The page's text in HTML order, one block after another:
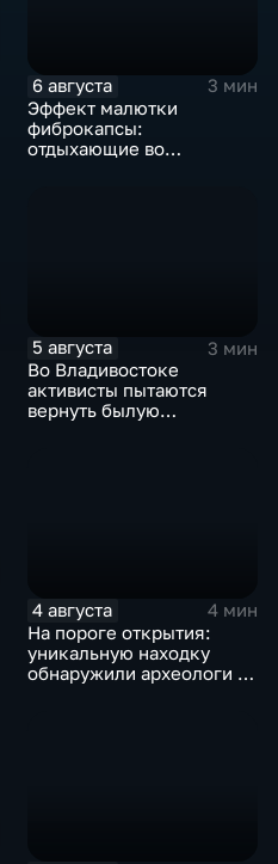
6 августа
3 мин
Эффект малютки
фиброкапсы:
отдыхающие во
5 августа
3 мин
Во Владивостоке
активисты пытаются
вернуть былую
4 августа
4 мин
На пороге открытия:
уникальную находку
обнаружили археологи на